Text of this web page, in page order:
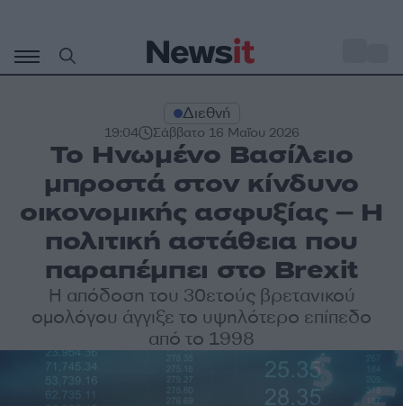
περιεχόμενο
Διεθνή
19:04 Σάββατο 16 Μαΐου 2026
Το Ηνωμένο Βασίλειο
μπροστά στον κίνδυνο
οικονομικής ασφυξίας – Η
πολιτική αστάθεια που
παραπέμπει στο Brexit
Η απόδοση του 30ετούς βρετανικού
ομολόγου άγγιξε το υψηλότερο επίπεδο
από το 1998